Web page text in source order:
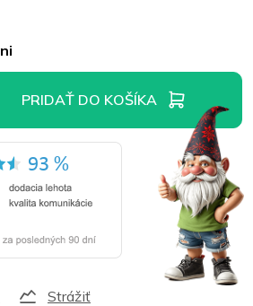
PRIDAŤ DO KOŠÍKA
Strážiť